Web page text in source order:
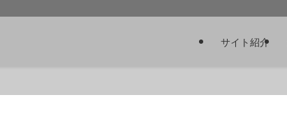
サイト紹介